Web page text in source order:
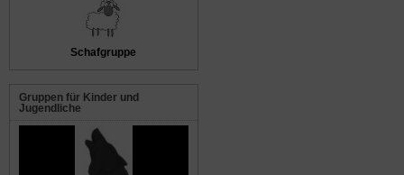
Schafgruppe
Gruppen für Kinder und
Jugendliche